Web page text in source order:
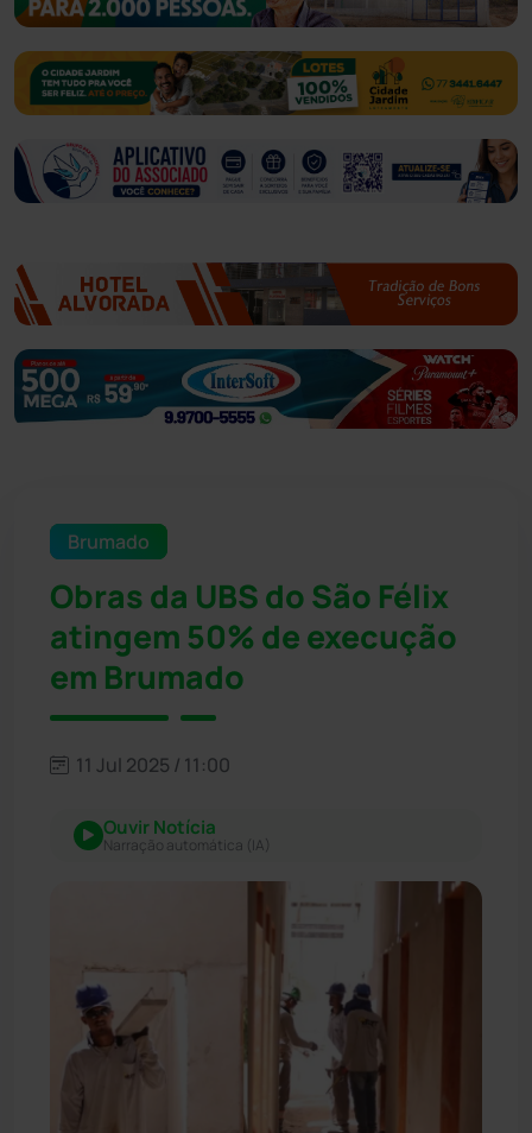
Brumado
Obras da UBS do São Félix
atingem 50% de execução
em Brumado
11 Jul 2025 / 11:00
Ouvir Notícia
Narração automática (IA)